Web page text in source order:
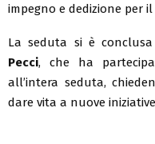
impegno e dedizione per
La seduta si è
Pecci, che ha
all’intera seduta,
dare vita a nuove